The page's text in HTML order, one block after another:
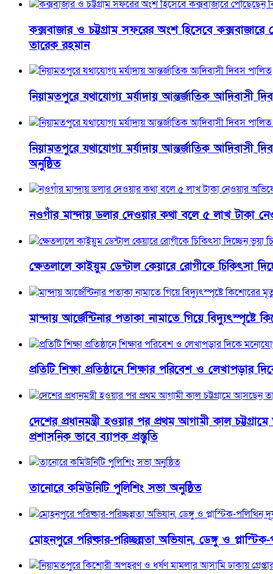
কক্সবাজার ও চট্টগ্রাম সফরের অংশ হিসেবে কক্সবাজারে
তারেক রহমান
নিয়ামতপুরে যথাযোগ্য মর্যাদায় আন্তর্জাতিক আদিবাসী
নিয়ামতপুরে যথাযোগ্য মর্যাদায় আন্তর্জাতিক আদিবাসী
অনুষ্ঠিত
নওগাঁর মান্দায় ডলার দেওয়ার কথা বলে ৫ লাখ টাকা
ক্ষেতলালে কাইয়ুম ডেন্টাল কেয়ারে রোগীকে চিকিৎসা
মান্দায় আর্জেন্টিনার পতাকা নামাতে গিয়ে বিদ্যুৎস্পৃষ্টে
প্রতিটি শিক্ষা প্রতিষ্ঠানে শিক্ষার পরিবেশ ও
দেশের প্রধানমন্ত্রী হওয়ার পর প্রথম আগামী কাল
প্রশাসনিক ভাবে ব্যাপক প্রস্তুতি
তানোরে কমিউনিটি পুলিশিং সভা অনুষ্ঠিত
মোহনপুরে পরিষ্কার-পরিচ্ছন্নতা অভিযান, ডেঙ্গু ও